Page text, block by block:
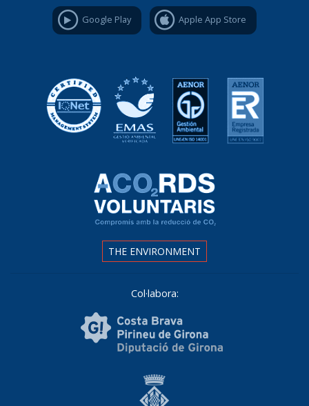
Google Play Apple App Store
THE ENVIRONMENT
Col·labora: